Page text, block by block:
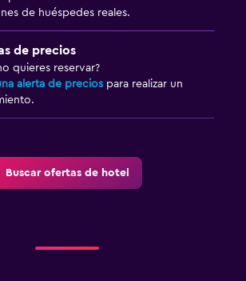
de huéspedes reales.
de precios
quieres reservar?
alerta de precios para realizar un
Buscar ofertas de hotel